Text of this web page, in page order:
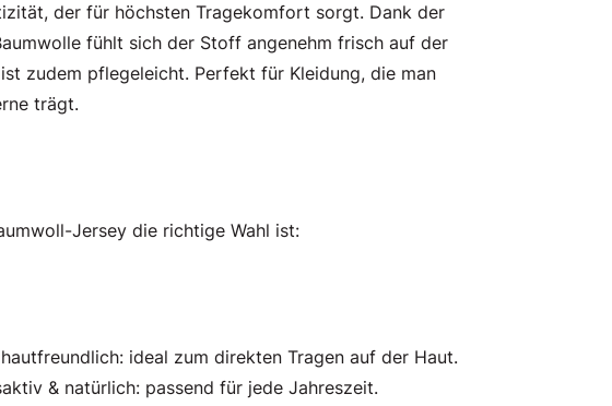
der für höchsten Tragekomfort sorgt. Dank der
fühlt sich der Stoff angenehm frisch auf der
zudem pflegeleicht. Perfekt für Kleidung, die man
trägt.
Jersey die richtige Wahl ist:
ideal zum direkten Tragen auf der Haut.
& natürlich: passend für jede Jahreszeit.